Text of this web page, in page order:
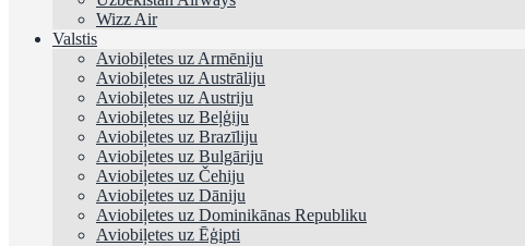
Wizz Air
Valstis
Aviobiļetes uz Armēniju
Aviobiļetes uz Austrāliju
Aviobiļetes uz Austriju
Aviobiļetes uz Beļģiju
Aviobiļetes uz Brazīliju
Aviobiļetes uz Bulgāriju
Aviobiļetes uz Čehiju
Aviobiļetes uz Dāniju
Aviobiļetes uz Dominikānas Republiku
Aviobiļetes uz Ēģipti